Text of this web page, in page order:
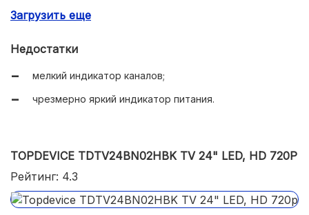
опция Zoom позволяет масштабировать изображение
автоматическое выравнивание громкости.
Загрузить еще
Недостатки
мелкий индикатор каналов;
чрезмерно яркий индикатор питания.
TOPDEVICE TDTV24BN02HBK TV 24" LED, HD 720P
Рейтинг: 4.3